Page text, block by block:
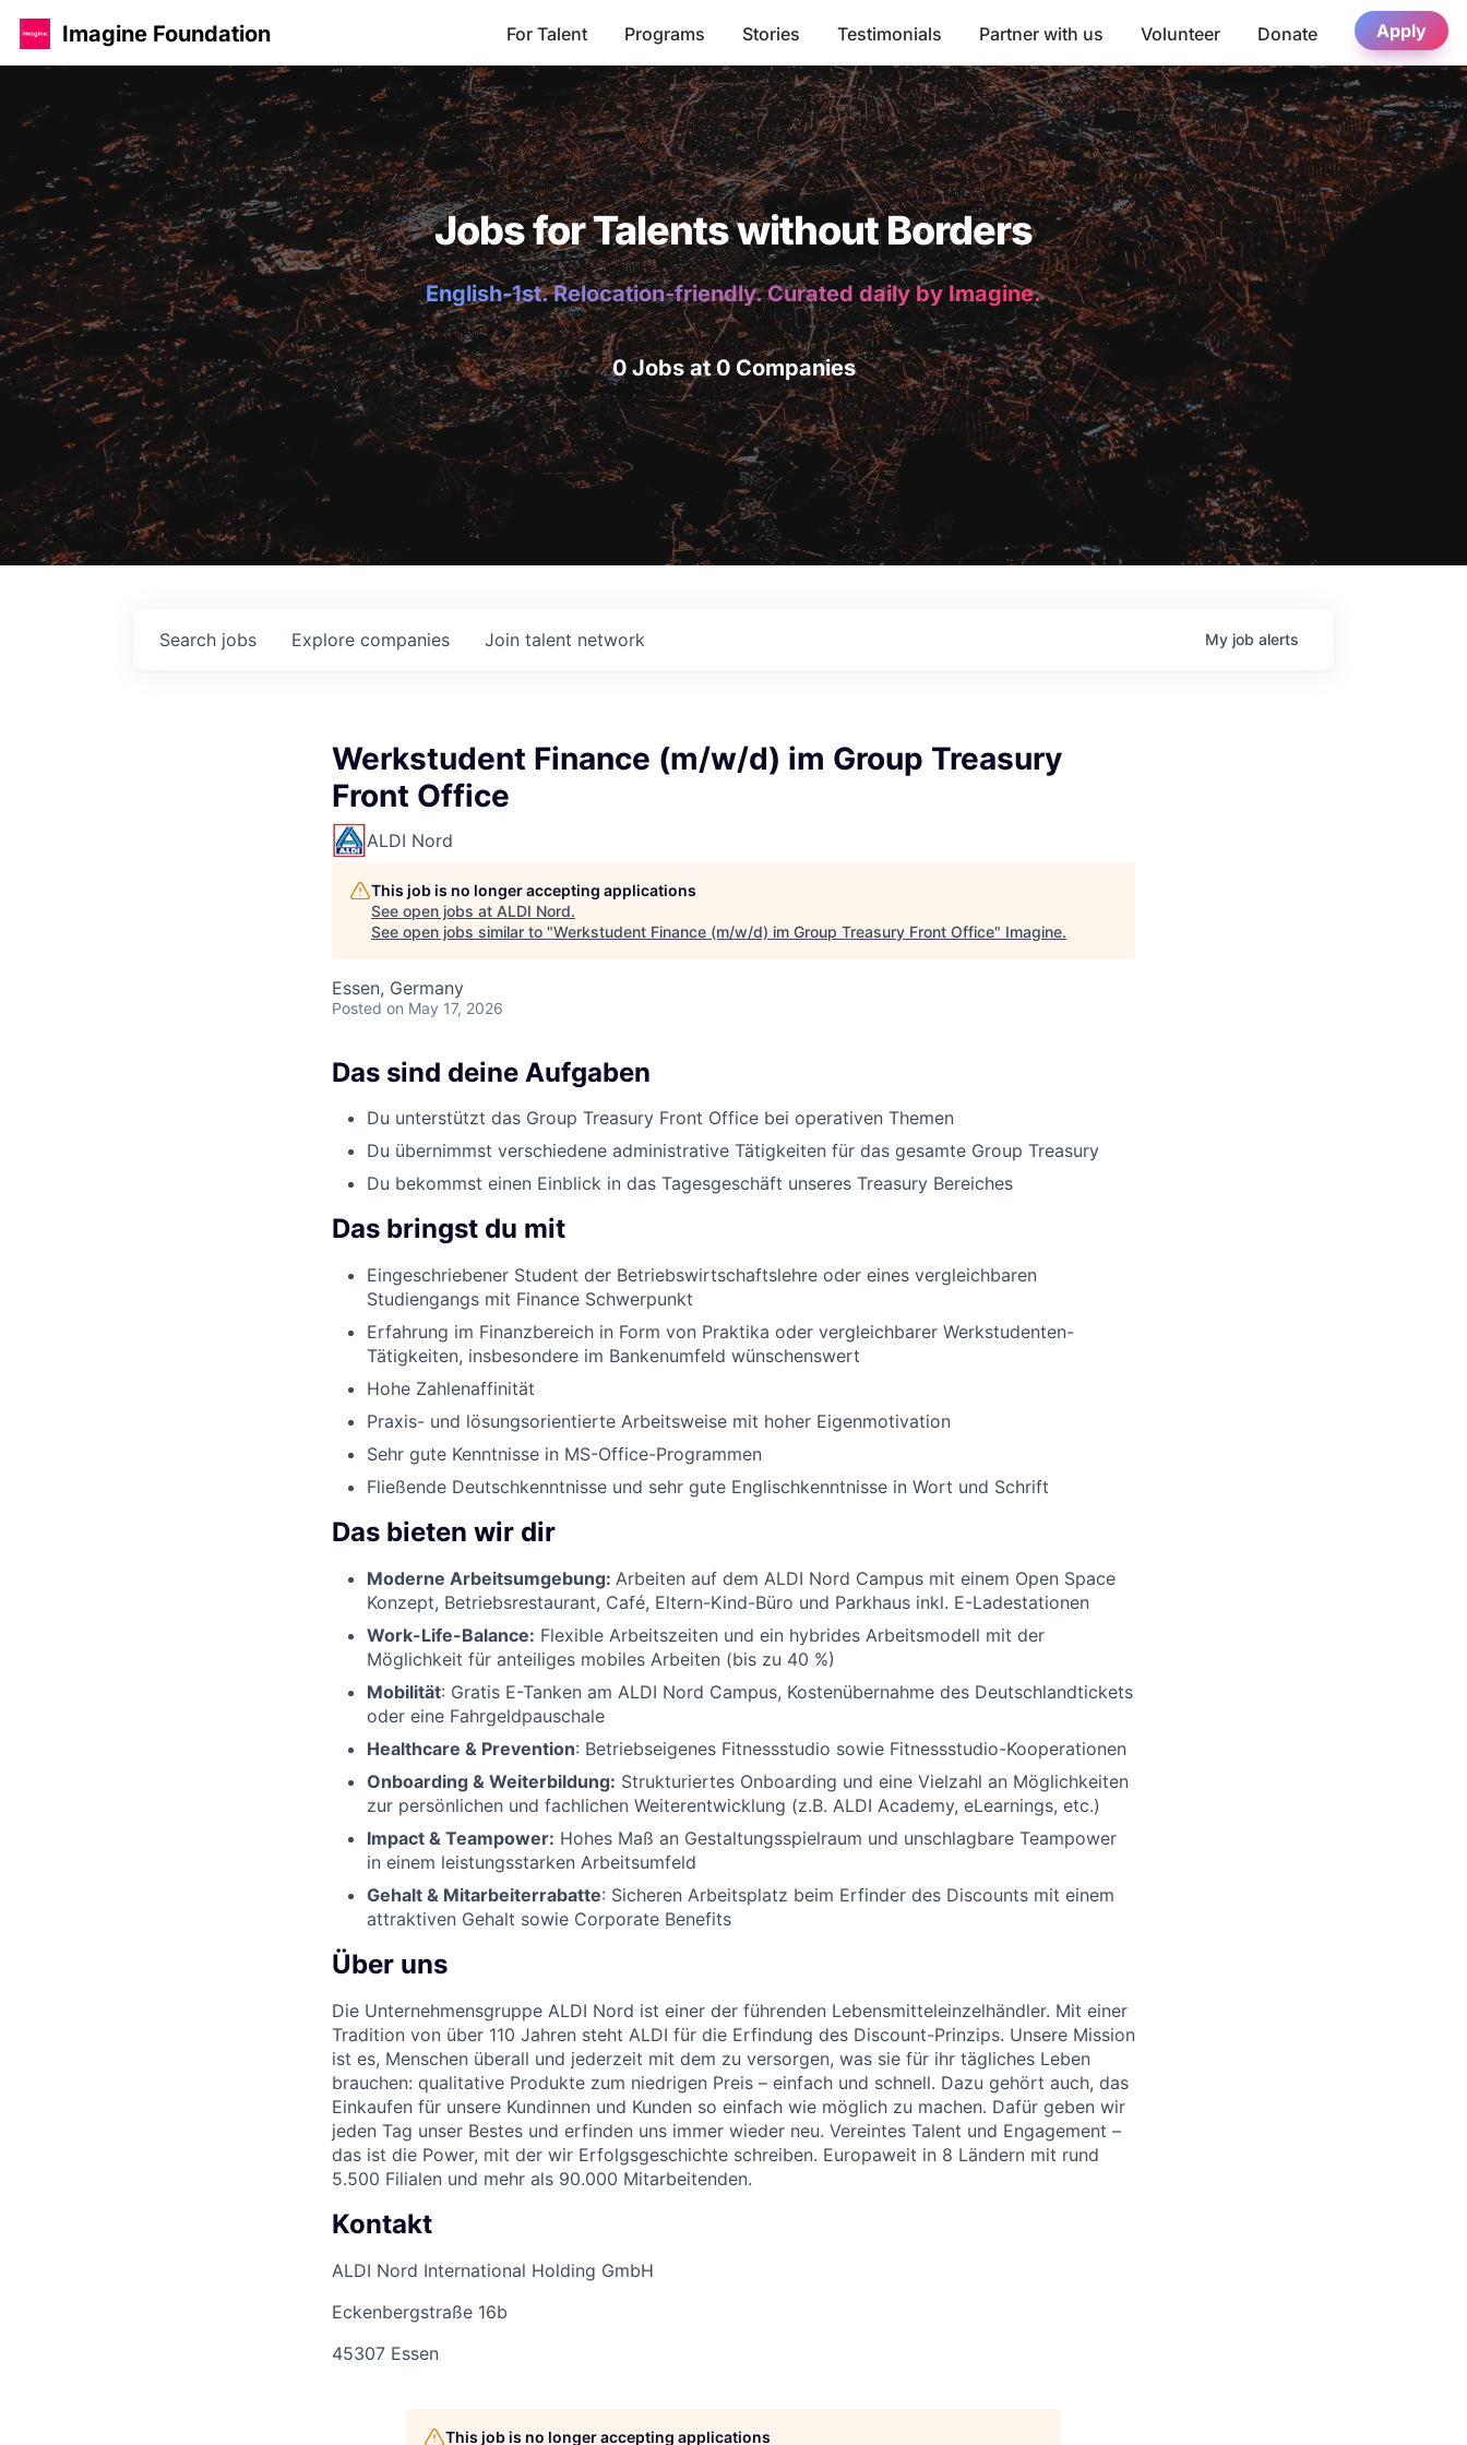
Imagine Foundation For Talent Programs Stories Testimonials Partner with us Volunteer Donate Apply
Jobs for Talents without Borders
English-1st. Relocation-friendly. Curated daily by Imagine.
0 Jobs at 0 Companies
Search jobs Explore companies Join talent network My job alerts
Werkstudent Finance (m/w/d) im Group Treasury
Front Office
ALDI Nord
This job is no longer accepting applications
See open jobs at ALDI Nord.
See open jobs similar to "Werkstudent Finance (m/w/d) im Group Treasury Front Office" Imagine.
Essen, Germany
Posted on May 17, 2026
Das sind deine Aufgaben
Du unterstützt das Group Treasury Front Office bei operativen Themen
Du übernimmst verschiedene administrative Tätigkeiten für das gesamte Group Treasury
Du bekommst einen Einblick in das Tagesgeschäft unseres Treasury Bereiches
Das bringst du mit
Eingeschriebener Student der Betriebswirtschaftslehre oder eines vergleichbaren
Studiengangs mit Finance Schwerpunkt
Erfahrung im Finanzbereich in Form von Praktika oder vergleichbarer Werkstudenten-
Tätigkeiten, insbesondere im Bankenumfeld wünschenswert
Hohe Zahlenaffinität
Praxis- und lösungsorientierte Arbeitsweise mit hoher Eigenmotivation
Sehr gute Kenntnisse in MS-Office-Programmen
Fließende Deutschkenntnisse und sehr gute Englischkenntnisse in Wort und Schrift
Das bieten wir dir
Moderne Arbeitsumgebung: Arbeiten auf dem ALDI Nord Campus mit einem Open Space
Konzept, Betriebsrestaurant, Café, Eltern-Kind-Büro und Parkhaus inkl. E-Ladestationen
Work-Life-Balance: Flexible Arbeitszeiten und ein hybrides Arbeitsmodell mit der
Möglichkeit für anteiliges mobiles Arbeiten (bis zu 40 %)
Mobilität: Gratis E-Tanken am ALDI Nord Campus, Kostenübernahme des Deutschlandtickets
oder eine Fahrgeldpauschale
Healthcare & Prevention: Betriebseigenes Fitnessstudio sowie Fitnessstudio-Kooperationen
Onboarding & Weiterbildung: Strukturiertes Onboarding und eine Vielzahl an Möglichkeiten
zur persönlichen und fachlichen Weiterentwicklung (z.B. ALDI Academy, eLearnings, etc.)
Impact & Teampower: Hohes Maß an Gestaltungsspielraum und unschlagbare Teampower
in einem leistungsstarken Arbeitsumfeld
Gehalt & Mitarbeiterrabatte: Sicheren Arbeitsplatz beim Erfinder des Discounts mit einem
attraktiven Gehalt sowie Corporate Benefits
Über uns
Die Unternehmensgruppe ALDI Nord ist einer der führenden Lebensmitteleinzelhändler. Mit einer
Tradition von über 110 Jahren steht ALDI für die Erfindung des Discount-Prinzips. Unsere Mission
ist es, Menschen überall und jederzeit mit dem zu versorgen, was sie für ihr tägliches Leben
brauchen: qualitative Produkte zum niedrigen Preis – einfach und schnell. Dazu gehört auch, das
Einkaufen für unsere Kundinnen und Kunden so einfach wie möglich zu machen. Dafür geben wir
jeden Tag unser Bestes und erfinden uns immer wieder neu. Vereintes Talent und Engagement –
das ist die Power, mit der wir Erfolgsgeschichte schreiben. Europaweit in 8 Ländern mit rund
5.500 Filialen und mehr als 90.000 Mitarbeitenden.
Kontakt
ALDI Nord International Holding GmbH
Eckenbergstraße 16b
45307 Essen
This job is no longer accepting applications